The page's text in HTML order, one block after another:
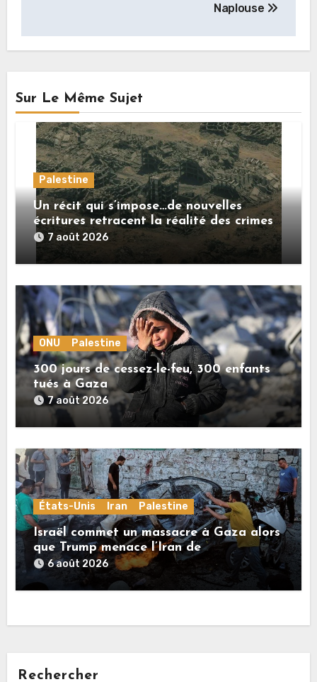
Naplouse
Sur Le Même Sujet
Palestine
Un récit qui s’impose…de nouvelles
écritures retracent la réalité des crimes
sionistes à Gaza
7 août 2026
ONU Palestine
300 jours de cessez-le-feu, 300 enfants
tués à Gaza
7 août 2026
États-Unis Iran Palestine
Israël commet un massacre à Gaza alors
que Trump menace l’Iran de
«décapitation»
6 août 2026
Rechercher